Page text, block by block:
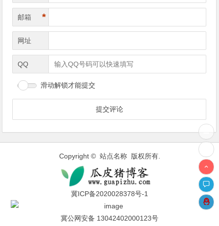
邮箱 *
网址
QQ
滑动解锁才能提交
Copyright © 站点名称 版权所有.
冀ICP备2020028378号-1
冀公网安备 13042402000123号